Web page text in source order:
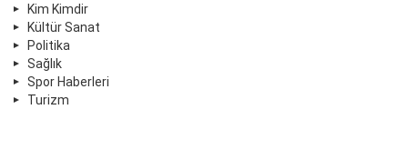
Kim Kimdir
Kültür Sanat
Politika
Sağlık
Spor Haberleri
Turizm